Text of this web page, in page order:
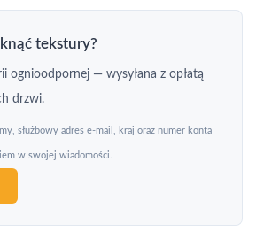
tekstury?
ognioodpornej — wysyłana z opłatą
drzwi.
służbowy adres e-mail, kraj oraz numer konta
w swojej wiadomości.